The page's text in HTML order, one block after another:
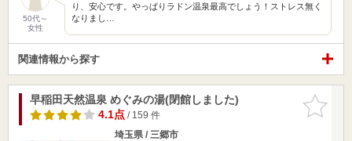
50代～
女性
り、安心です。やっぱりラドン温泉最高でしょう！ストレス無く
なりまし…
関連情報から探す
お気に入
りに追加
早稲田天然温泉 めぐみの湯(閉館しました)
4.1点/ 159 件
埼玉県 / 三郷市